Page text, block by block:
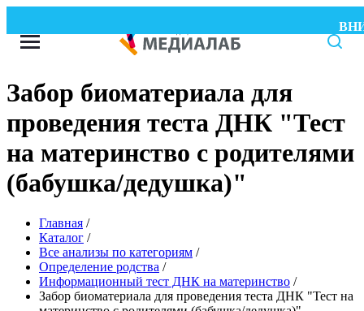
Забор биоматериала для
проведения теста ДНК "Тест
на материнство с родителями
(бабушка/дедушка)"
Главная /
Каталог /
Все анализы по категориям /
Определение родства /
Информационный тест ДНК на материнство /
Забор биоматериала для проведения теста ДНК "Тест на